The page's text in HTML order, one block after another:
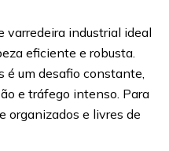
varredeira industrial ideal
eficiente e robusta.
um desafio constante,
e tráfego intenso. Para
organizados e livres de